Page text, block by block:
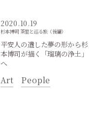
2020.10.19
杉本博司 茶室と巡る旅（後編）
平安人の遺した夢の形から杉
本博司が描く「瑠璃の浄土」
へ
Art People